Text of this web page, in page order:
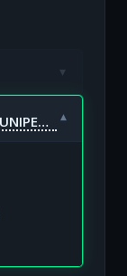
▾
TELEFÓNICA DE ESPAÑA, S.A. UNIPERSONAL ▾